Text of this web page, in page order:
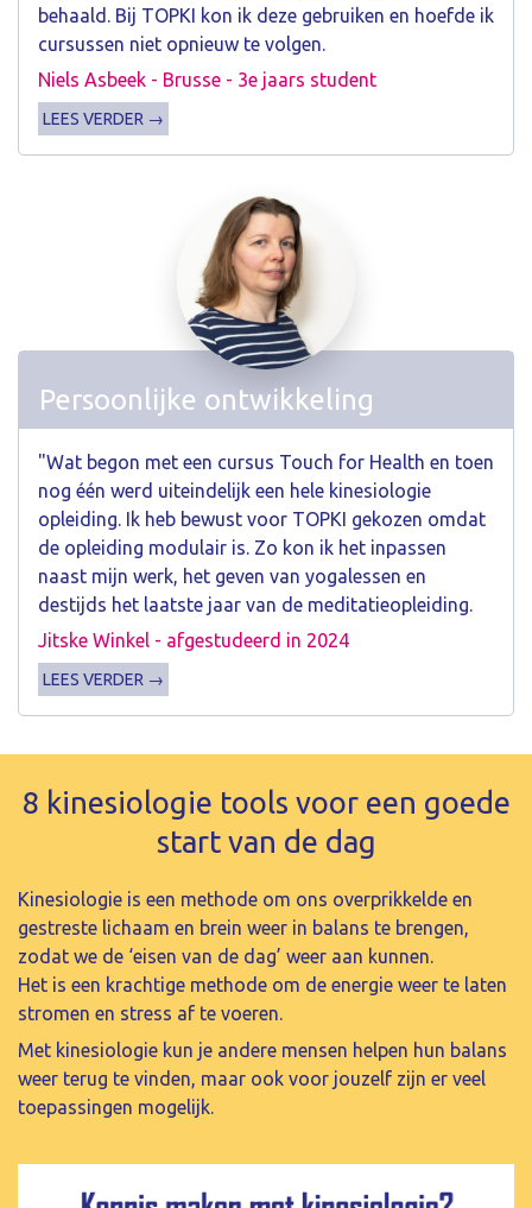
behaald. Bij TOPKI kon ik deze gebruiken en hoefde ik
cursussen niet opnieuw te volgen.
Niels Asbeek - Brusse - 3e jaars student
LEES VERDER →
Persoonlijke ontwikkeling
"Wat begon met een cursus Touch for Health en toen
nog één werd uiteindelijk een hele kinesiologie
opleiding. Ik heb bewust voor TOPKI gekozen omdat
de opleiding modulair is. Zo kon ik het inpassen
naast mijn werk, het geven van yogalessen en
destijds het laatste jaar van de meditatieopleiding.
Jitske Winkel - afgestudeerd in 2024
LEES VERDER →
8 kinesiologie tools voor een goede
start van de dag
Kinesiologie is een methode om ons overprikkelde en
gestreste lichaam en brein weer in balans te brengen,
zodat we de ‘eisen van de dag’ weer aan kunnen.
Het is een krachtige methode om de energie weer te laten
stromen en stress af te voeren.
Met kinesiologie kun je andere mensen helpen hun balans
weer terug te vinden, maar ook voor jouzelf zijn er veel
toepassingen mogelijk.